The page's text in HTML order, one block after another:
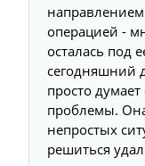
операцией -
осталась под
сегодняшний
просто
проблемы.
непростых
решиться